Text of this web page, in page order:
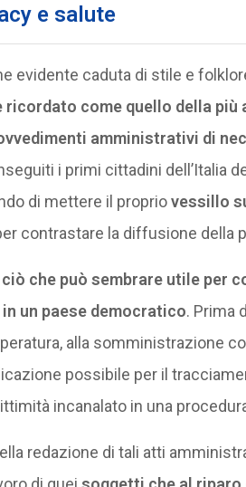
e salute
evidente caduta di stile e
ricordato come quello della più
amministrativi di
i primi cittadini dell’Italia
di mettere il propriovessillo
contrastare la diffusione della
che può sembrare utile per
un paese democratico. Prima
alla somministrazione
possibile per il
incanalato in una
redazione di tali atti